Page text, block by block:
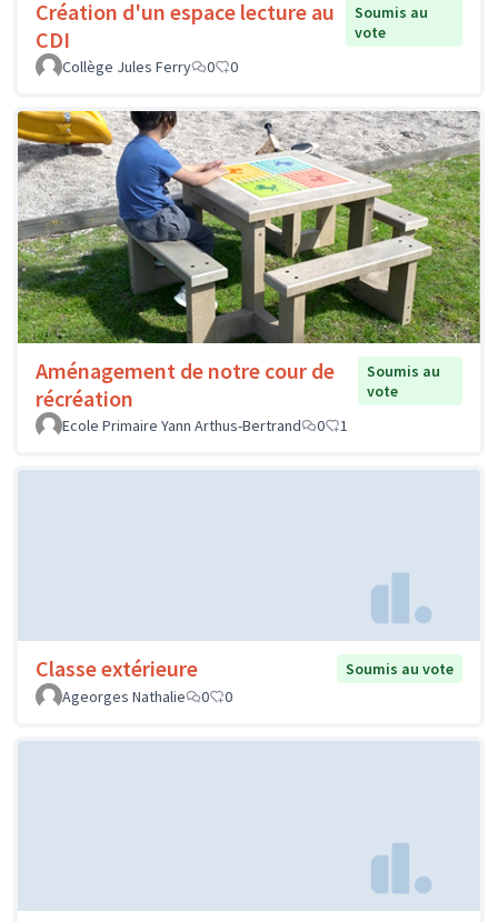
Création d'un espace lecture au
CDI
Soumis au
vote
Collège Jules Ferry
0 0
Aménagement de notre cour de
récréation
Soumis au
vote
Ecole Primaire Yann Arthus-Bertrand
0 1
Classe extérieure
Soumis au vote
Ageorges Nathalie
0 0